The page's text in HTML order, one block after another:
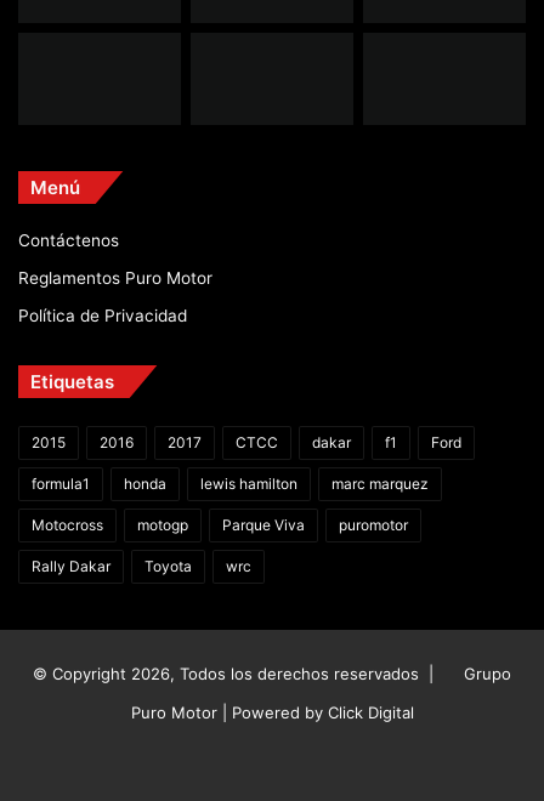
Menú
Contáctenos
Reglamentos Puro Motor
Política de Privacidad
Etiquetas
2015 2016 2017 CTCC dakar f1 Ford
formula1 honda lewis hamilton marc marquez
Motocross motogp Parque Viva puromotor
Rally Dakar Toyota wrc
© Copyright 2026, Todos los derechos reservados |
Grupo
Puro Motor | Powered by Click Digital